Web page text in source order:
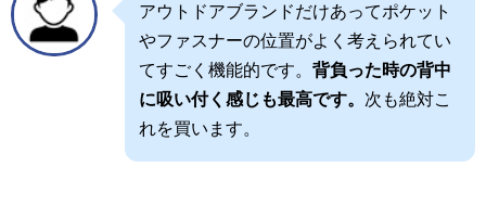
アウトドアブランドだけあってポケット
やファスナーの位置がよく考えられてい
てすごく機能的です。 背負った時の背中
に吸い付く感じも最高です。 次も絶対こ
れを買います。